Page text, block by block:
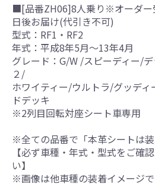
■[品番ZH06]8人乗り※オーダー
日後お届け(代引き不可)
型式：RF1・RF2
年式：平成8年5月～13年4月
グレード：G/W /スピーディー/
２/
ホワイティー/ウルトラ/グッデ
ドデッキ
※2列目回転対座シート車専用
※全ての品番で「本革シートは装
【必ず車種・年式・型式をご確
い】
※画像は他車種の装着イメージで